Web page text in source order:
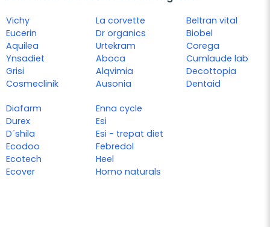
Vichy
Eucerin
Aquilea
Ynsadiet
Grisi
Cosmeclinik
La corvette
Dr organics
Urtekram
Aboca
Alqvimia
Ausonia
Beltran vital
Biobel
Corega
Cumlaude lab
Decottopia
Dentaid
Diafarm
Durex
D´shila
Ecodoo
Ecotech
Ecover
Enna cycle
Esi
Esi - trepat diet
Febredol
Heel
Homo naturals